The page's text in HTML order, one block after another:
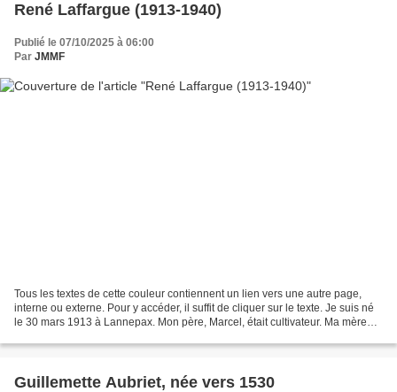
René Laffargue (1913-1940)
Publié le 07/10/2025 à 06:00
Par JMMF
Tous les textes de cette couleur contiennent un lien vers une autre page,
interne ou externe. Pour y accéder, il suffit de cliquer sur le texte. Je suis né
le 30 mars 1913 à Lannepax. Mon père, Marcel, était cultivateur. Ma mère
Guillemette Aubriet, née vers 1530